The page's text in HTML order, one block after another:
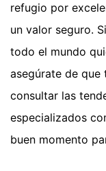
refugio por
un valor seguro.
todo el mundo
asegúrate de que
consultar las
especializados
buen momento